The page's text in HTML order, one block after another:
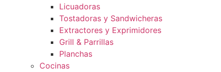
Licuadoras
Tostadoras y Sandwicheras
Extractores y Exprimidores
Grill & Parrillas
Planchas
Cocinas